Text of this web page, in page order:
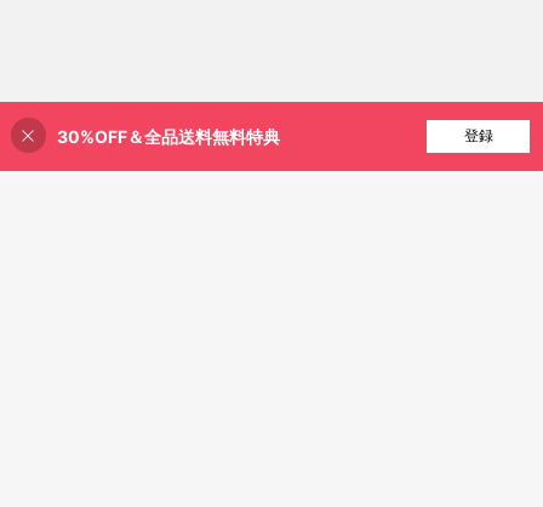
25% 割引！
30%OFF＆全品送料無料特典 登録